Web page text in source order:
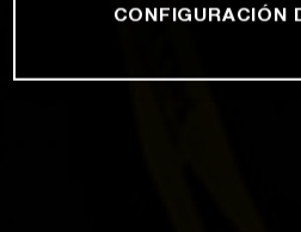
CONFIGURACIÓN